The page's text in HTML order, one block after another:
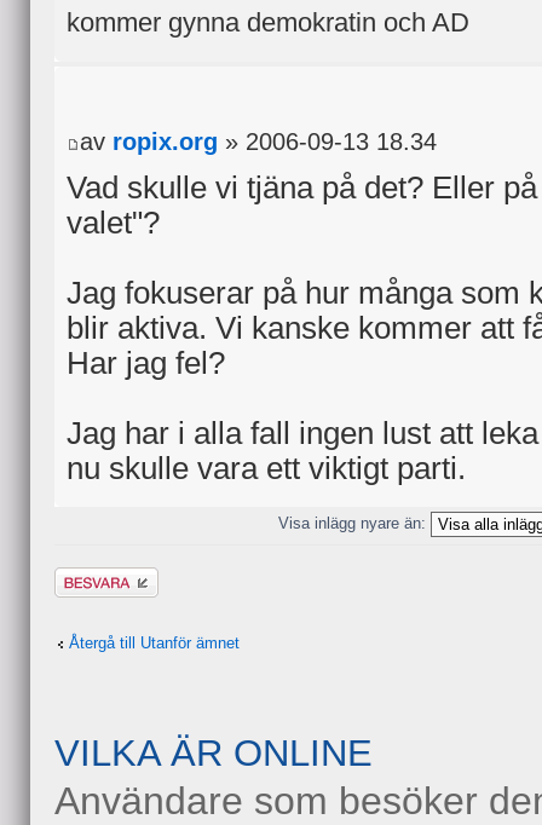
kommer gynna demokratin och AD
av ropix.org » 2006-09-13 18.34
Vad skulle vi tjäna på det? Eller
valet"?
Jag fokuserar på hur många som
blir aktiva. Vi kanske kommer att
Har jag fel?
Jag har i alla fall ingen lust att
nu skulle vara ett viktigt parti.
Visa inlägg nyare än:
Besvara
Återgå till Utanför ämnet
VILKA ÄR ONLINE
Användare som besöker